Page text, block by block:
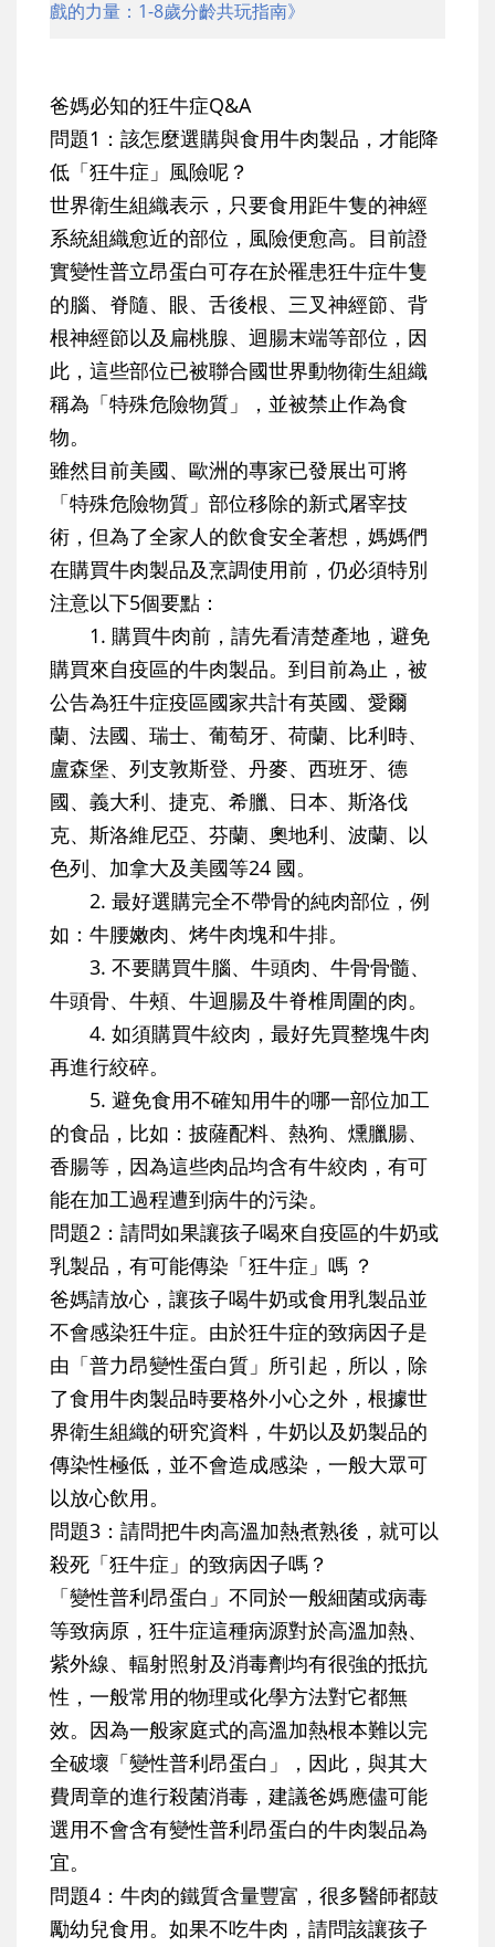
戲的力量：1-8歲分齡共玩指南》
爸媽必知的狂牛症Q&A
問題1：該怎麼選購與食用牛肉製品，才能降
低「狂牛症」風險呢？
世界衛生組織表示，只要食用距牛隻的神經
系統組織愈近的部位，風險便愈高。目前證
實變性普立昂蛋白可存在於罹患狂牛症牛隻
的腦、脊隨、眼、舌後根、三叉神經節、背
根神經節以及扁桃腺、迴腸末端等部位，因
此，這些部位已被聯合國世界動物衛生組織
稱為「特殊危險物質」，並被禁止作為食
物。
雖然目前美國、歐洲的專家已發展出可將
「特殊危險物質」部位移除的新式屠宰技
術，但為了全家人的飲食安全著想，媽媽們
在購買牛肉製品及烹調使用前，仍必須特別
注意以下5個要點：
1. 購買牛肉前，請先看清楚產地，避免
購買來自疫區的牛肉製品。到目前為止，被
公告為狂牛症疫區國家共計有英國、愛爾
蘭、法國、瑞士、葡萄牙、荷蘭、比利時、
盧森堡、列支敦斯登、丹麥、西班牙、德
國、義大利、捷克、希臘、日本、斯洛伐
克、斯洛維尼亞、芬蘭、奧地利、波蘭、以
色列、加拿大及美國等24 國。
2. 最好選購完全不帶骨的純肉部位，例
如：牛腰嫩肉、烤牛肉塊和牛排。
3. 不要購買牛腦、牛頭肉、牛骨骨髓、
牛頭骨、牛頰、牛迴腸及牛脊椎周圍的肉。
4. 如須購買牛絞肉，最好先買整塊牛肉
再進行絞碎。
5. 避免食用不確知用牛的哪一部位加工
的食品，比如：披薩配料、熱狗、燻臘腸、
香腸等，因為這些肉品均含有牛絞肉，有可
能在加工過程遭到病牛的污染。
問題2：請問如果讓孩子喝來自疫區的牛奶或
乳製品，有可能傳染「狂牛症」嗎 ？
爸媽請放心，讓孩子喝牛奶或食用乳製品並
不會感染狂牛症。由於狂牛症的致病因子是
由「普力昂變性蛋白質」所引起，所以，除
了食用牛肉製品時要格外小心之外，根據世
界衛生組織的研究資料，牛奶以及奶製品的
傳染性極低，並不會造成感染，一般大眾可
以放心飲用。
問題3：請問把牛肉高溫加熱煮熟後，就可以
殺死「狂牛症」的致病因子嗎？
「變性普利昂蛋白」不同於一般細菌或病毒
等致病原，狂牛症這種病源對於高溫加熱、
紫外線、輻射照射及消毒劑均有很強的抵抗
性，一般常用的物理或化學方法對它都無
效。因為一般家庭式的高溫加熱根本難以完
全破壞「變性普利昂蛋白」，因此，與其大
費周章的進行殺菌消毒，建議爸媽應儘可能
選用不會含有變性普利昂蛋白的牛肉製品為
宜。
問題4：牛肉的鐵質含量豐富，很多醫師都鼓
勵幼兒食用。如果不吃牛肉，請問該讓孩子